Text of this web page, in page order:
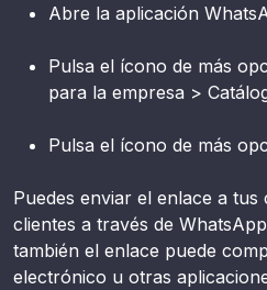
Abre la aplicación
Pulsa el ícono de más
para la empresa >
Pulsa el ícono de más
Puedes enviar el enlace a
clientes a través de
también el enlace puede
electrónico u otras